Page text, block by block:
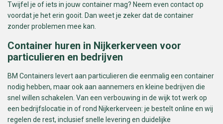
Twijfel je of iets in jouw container mag? Neem even contact op
voordat je het erin gooit. Dan weet je zeker dat de container
zonder problemen mee kan.
Container huren in Nijkerkerveen voor
particulieren en bedrijven
BM Containers levert aan particulieren die eenmalig een container
nodig hebben, maar ook aan aannemers en kleine bedrijven die
snel willen schakelen. Van een verbouwing in de wijk tot werk op
een bedrijfslocatie in of rond Nijkerkerveen: je bestelt online en wij
regelen de rest, inclusief snelle levering en duidelijke